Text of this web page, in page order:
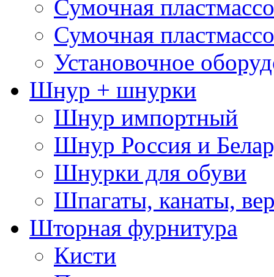
Сумочная
Сумочная
Установочное
Шнур + шнурки
Шнур импортный
Шнур Россия и
Шнурки для обуви
Шпагаты, канаты,
Шторная фурнитура
Кисти